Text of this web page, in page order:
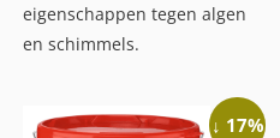
eigenschappen tegen algen
en schimmels.
↓ 17%